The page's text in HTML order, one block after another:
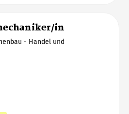
in
- Handel und